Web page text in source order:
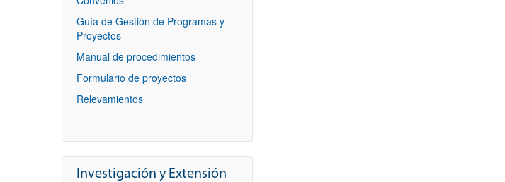
Guía de Gestión de Programas y
Proyectos
Manual de procedimientos
Formulario de proyectos
Relevamientos
Investigación y Extensión